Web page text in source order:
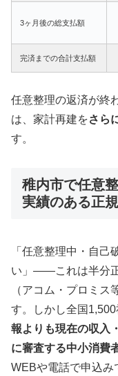
3ヶ月後の総支払額
完済までの合計支払額
任意整理の返済が終
は、家計再建をさら
す。
稚内市で任意
実績のある正
「任意整理中・自
い」——これは半分
（アコム・プロミス
す。しかし全国1,500
報よりも現在の収入
に審査する中小消費
WEBや電話で申込み